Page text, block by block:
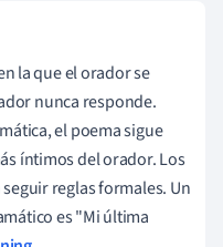
la que el orador se
nunca responde.
el poema sigue
íntimos del orador. Los
reglas formales. Un
es "Mi última